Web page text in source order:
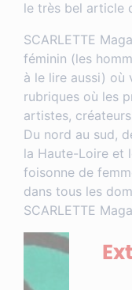
le très bel article
SCARLETTE
féminin (les
à le lire aussi) où
rubriques où les
artistes, créateurs
Du nord au sud,
la Haute-Loire et
foisonne de
dans tous les
SCARLETTE